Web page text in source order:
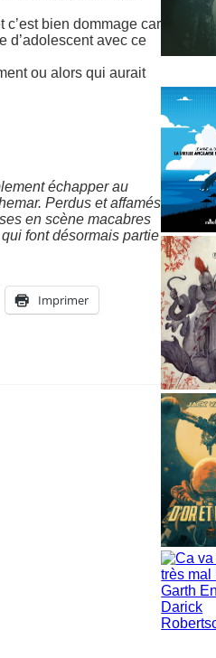
c’est bien dommage car
d’adolescent avec ce
ou alors qui aurait
échapper au
Perdus et affamés
en scène macabres
font désormais partie
Imprimer